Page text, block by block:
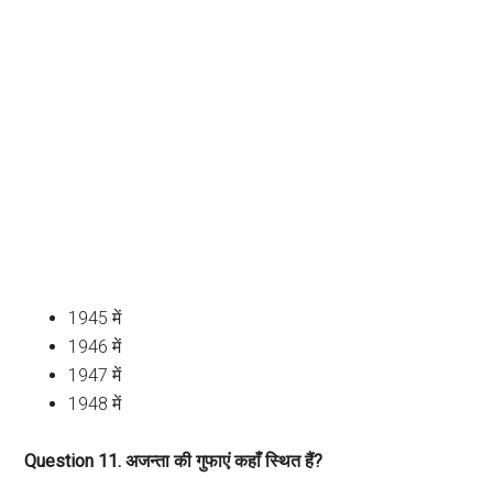
1945 में
1946 में
1947 में
1948 में
Question 11. अजन्ता की गुफाएं कहाँ स्थित हैं?